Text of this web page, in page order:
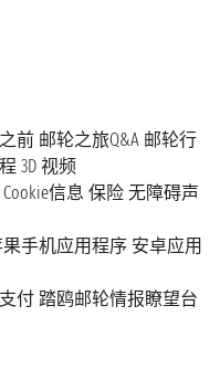
前 邮轮之旅Q&A 邮轮行
3D 视频
Cookie信息 保险 无障碍声
手机应用程序 安卓应用
付 踏鸥邮轮情报瞭望台